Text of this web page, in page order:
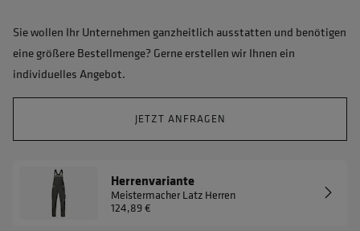
Sie wollen Ihr Unternehmen ganzheitlich ausstatten und benötigen
eine größere Bestellmenge? Gerne erstellen wir Ihnen ein
individuelles Angebot.
JETZT ANFRAGEN
Herrenvariante
Meistermacher Latz Herren
124,89 €